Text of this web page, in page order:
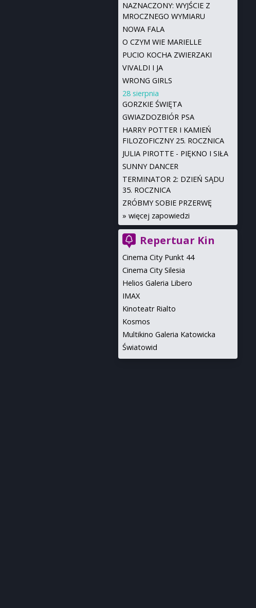
NAZNACZONY: WYJŚCIE Z
MROCZNEGO WYMIARU
NOWA FALA
O CZYM WIE MARIELLE
PUCIO KOCHA ZWIERZAKI
VIVALDI I JA
WRONG GIRLS
28 sierpnia
GORZKIE ŚWIĘTA
GWIAZDOZBIÓR PSA
HARRY POTTER I KAMIEŃ
FILOZOFICZNY 25. ROCZNICA
JULIA PIROTTE - PIĘKNO I SIŁA
SUNNY DANCER
TERMINATOR 2: DZIEŃ SĄDU
35. ROCZNICA
ZRÓBMY SOBIE PRZERWĘ
» więcej zapowiedzi
Repertuar Kin
Cinema City Punkt 44
Cinema City Silesia
Helios Galeria Libero
IMAX
Kinoteatr Rialto
Kosmos
Multikino Galeria Katowicka
Światowid